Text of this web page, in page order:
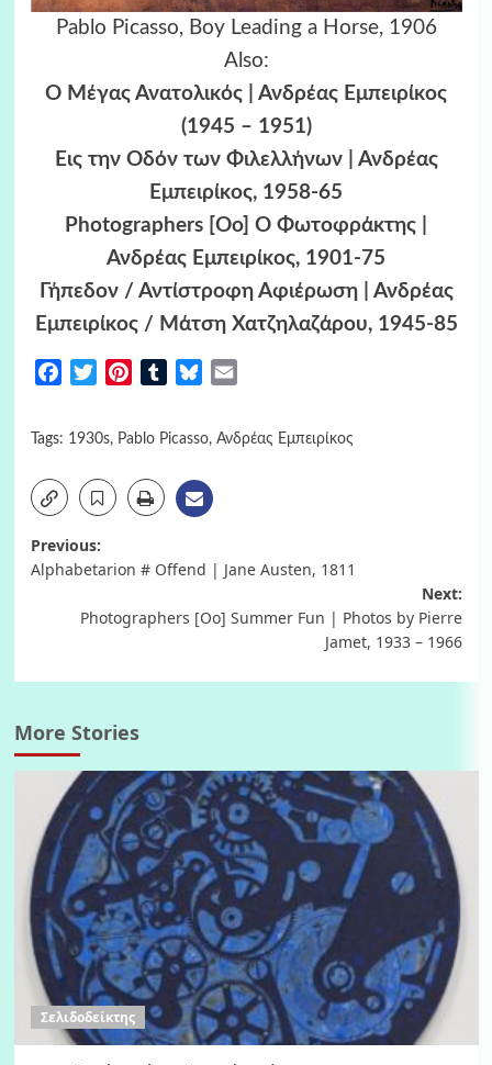
Pablo Picasso, Boy Leading a Horse, 1906
Also:
Ο Μέγας Ανατολικός | Ανδρέας Εμπειρίκος
(1945 – 1951)
Εις την Οδόν των Φιλελλήνων | Ανδρέας
Εμπειρίκος, 1958-65
Photographers [Oo] Ο Φωτοφράκτης |
Ανδρέας Εμπειρίκος, 1901-75
Γήπεδον / Αντίστροφη Αφιέρωση | Ανδρέας
Εμπειρίκος / Μάτση Χατζηλαζάρου, 1945-85
FacebookTwitterPinterestTumblrBluesky
Tags: 1930s, Pablo Picasso, Ανδρέας Εμπειρίκος
Post
Previous:
Alphabetarion # Offend | Jane Austen, 1811
Next:
Photographers [Oo] Summer Fun | Photos by Pierre
Jamet, 1933 – 1966
More Stories
Σελιδοδείκτης